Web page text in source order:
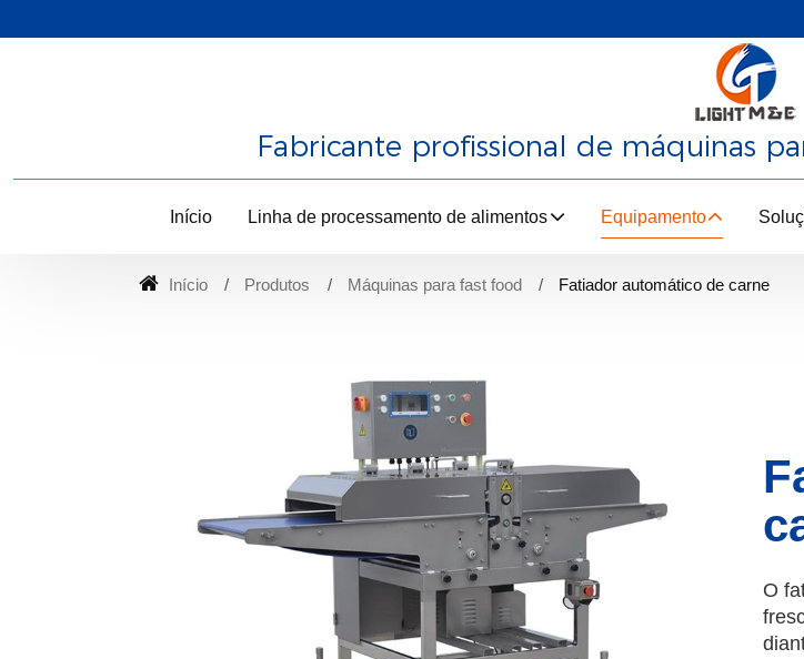
Fabricante profissional de máquinas
Início Linha de processamento de alimentos Equipamento
Início Produtos Máquinas para fast food Fatiador automático de carne
O